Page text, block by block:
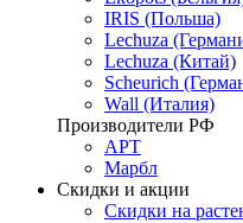
IRIS (Польша)
Lechuza
Lechuza (Китай)
Scheurich
Wall (Италия)
Производители РФ
АРТ
Марбл
Скидки и акции
Скидки на